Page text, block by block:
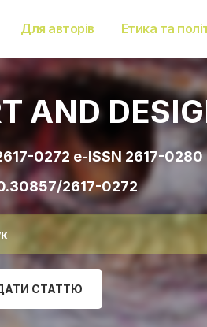
Для авторів Етика та
AND
0272 e-ISSN 2617-0280
2617-0272
СТАТТЮ